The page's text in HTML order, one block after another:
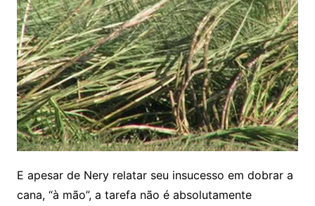
E apesar de Nery relatar seu insucesso em dobrar a
cana, “à mão”, a tarefa não é absolutamente